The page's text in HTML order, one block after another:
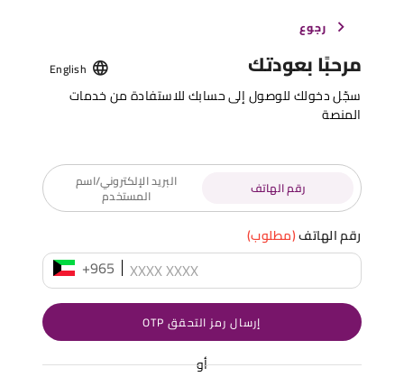
رجوع
مرحبًا بعودتك English
سجّل دخولك للوصول إلى حسابك للاستفادة من خدمات
المنصة
رقم الهاتف البريد الإلكتروني/اسم
المستخدم
رقم الهاتف(مطلوب)
+965
إرسال رمز التحقق OTP
أو